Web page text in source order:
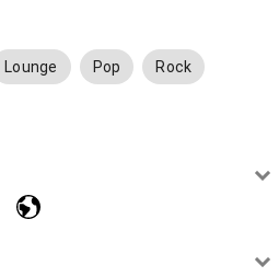
Lounge Pop Rock